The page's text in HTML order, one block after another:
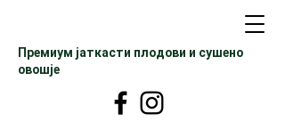
Премиум јаткасти плодови и сушено
овошје